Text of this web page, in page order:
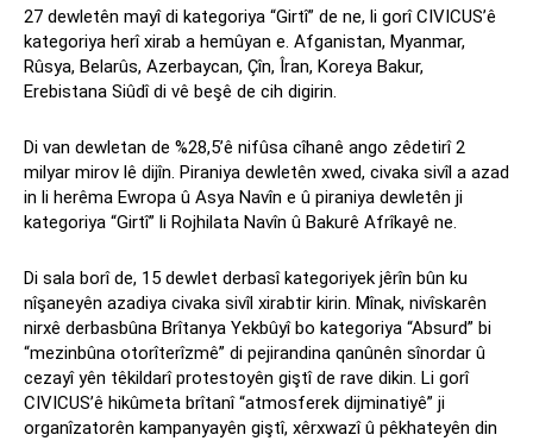
27 dewletên mayî di kategoriya “Girtî” de ne, li gorî CIVICUS’ê
kategoriya herî xirab a hemûyan e. Afganistan, Myanmar,
Rûsya, Belarûs, Azerbaycan, Çîn, Îran, Koreya Bakur,
Erebistana Siûdî di vê beşê de cih digirin.
Di van dewletan de %28,5’ê nifûsa cîhanê ango zêdetirî 2
milyar mirov lê dijîn. Piraniya dewletên xwed, civaka sivîl a azad
in li herêma Ewropa û Asya Navîn e û piraniya dewletên ji
kategoriya “Girtî” li Rojhilata Navîn û Bakurê Afrîkayê ne.
Di sala borî de, 15 dewlet derbasî kategoriyek jêrîn bûn ku
nîşaneyên azadiya civaka sivîl xirabtir kirin. Mînak, nivîskarên
nirxê derbasbûna Brîtanya Yekbûyî bo kategoriya “Absurd” bi
“mezinbûna otorîterîzmê” di pejirandina qanûnên sînordar û
cezayî yên têkildarî protestoyên giştî de rave dikin. Li gorî
CIVICUS’ê hikûmeta brîtanî “atmosferek dijminatiyê” ji
organîzatorên kampanyayên giştî, xêrxwazî ​​û pêkhateyên din